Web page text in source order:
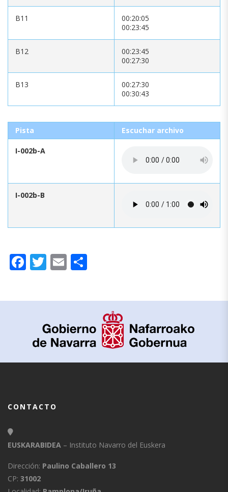
B11
00:20:05
00:23:45
B12
00:23:45
00:27:30
B13
00:27:30
00:30:43
Pista Escuchar archivo
I-002b-A
I-002b-B
Facebook
Twitter
Email
CONTACTO
EUSKARABIDEA – Instituto Navarro del Euskera
Dirección: Paulino Caballero 13
CP: 31002